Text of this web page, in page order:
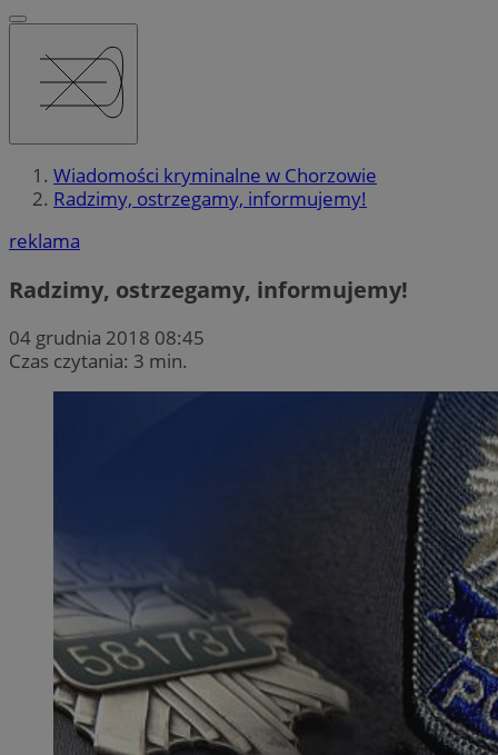
Wiadomości kryminalne w Chorzowie
Radzimy, ostrzegamy, informujemy!
reklama
Radzimy, ostrzegamy, informujemy!
04 grudnia 2018 08:45
Czas czytania: 3 min.